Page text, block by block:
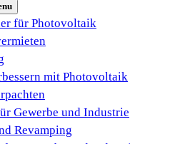
für Photovoltaik
mit Photovoltaik
Gewerbe und Industrie
Revamping